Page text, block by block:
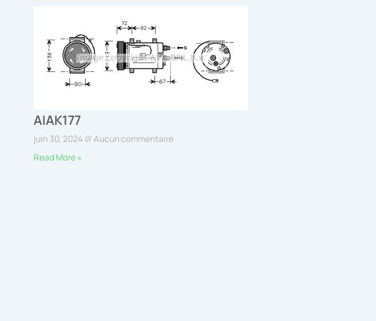
AIAK177
juin 30, 2024
Aucun commentaire
Read More »